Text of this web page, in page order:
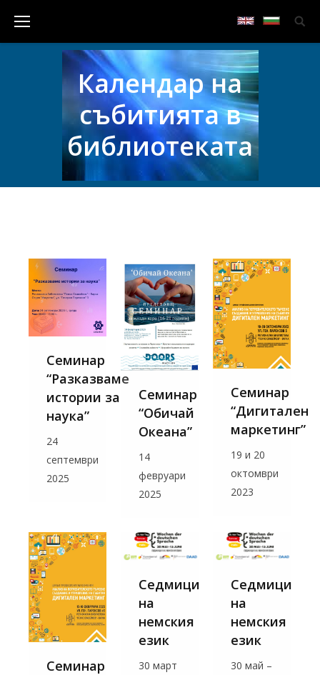
Календар на
събитията в
библиотеката
Семинар
“Разказваме
истории за
наука”
24
септември
2025
Семинар
“Обичай
Океана”
14
февруари
2025
Семинар
“Дигитален
маркетинг”
19 и 20
октомври
2023
Семинар
Седмици
на
немския
език
30 март
Седмици
на
немския
език
30 май –